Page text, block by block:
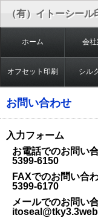
（有）イトーシール
ホーム 会社
オフセット印刷 シル
お問い合わせ
入力フォーム
お電話でのお問
5399-6150
FAXでのお問い
5399-6170
メールでのお問